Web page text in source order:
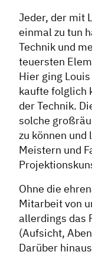
Jeder, der mit
einmal zu tun
Technik und
teuersten
Hier ging
kaufte folglich
der Technik.
solche
zu können
Meistern und
Ohne die
Mitarbeit von
allerdings das
(Aufsicht,
Darüber